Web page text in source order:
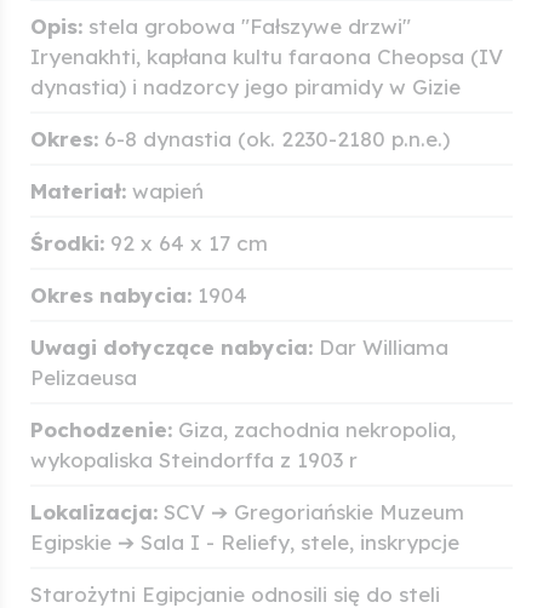
Opis: stela grobowa "Fałszywe drzwi"
Iryenakhti, kapłana kultu faraona Cheopsa (IV
dynastia) i nadzorcy jego piramidy w Gizie
Okres: 6-8 dynastia (ok. 2230-2180 p.n.e.)
Materiał: wapień
Środki: 92 x 64 x 17 cm
Okres nabycia: 1904
Uwagi dotyczące nabycia: Dar Williama
Pelizaeusa
Pochodzenie: Giza, zachodnia nekropolia,
wykopaliska Steindorffa z 1903 r
Lokalizacja: SCV ➔ Gregoriańskie Muzeum
Egipskie ➔ Sala I - Reliefy, stele, inskrypcje
Starożytni Egipcjanie odnosili się do steli